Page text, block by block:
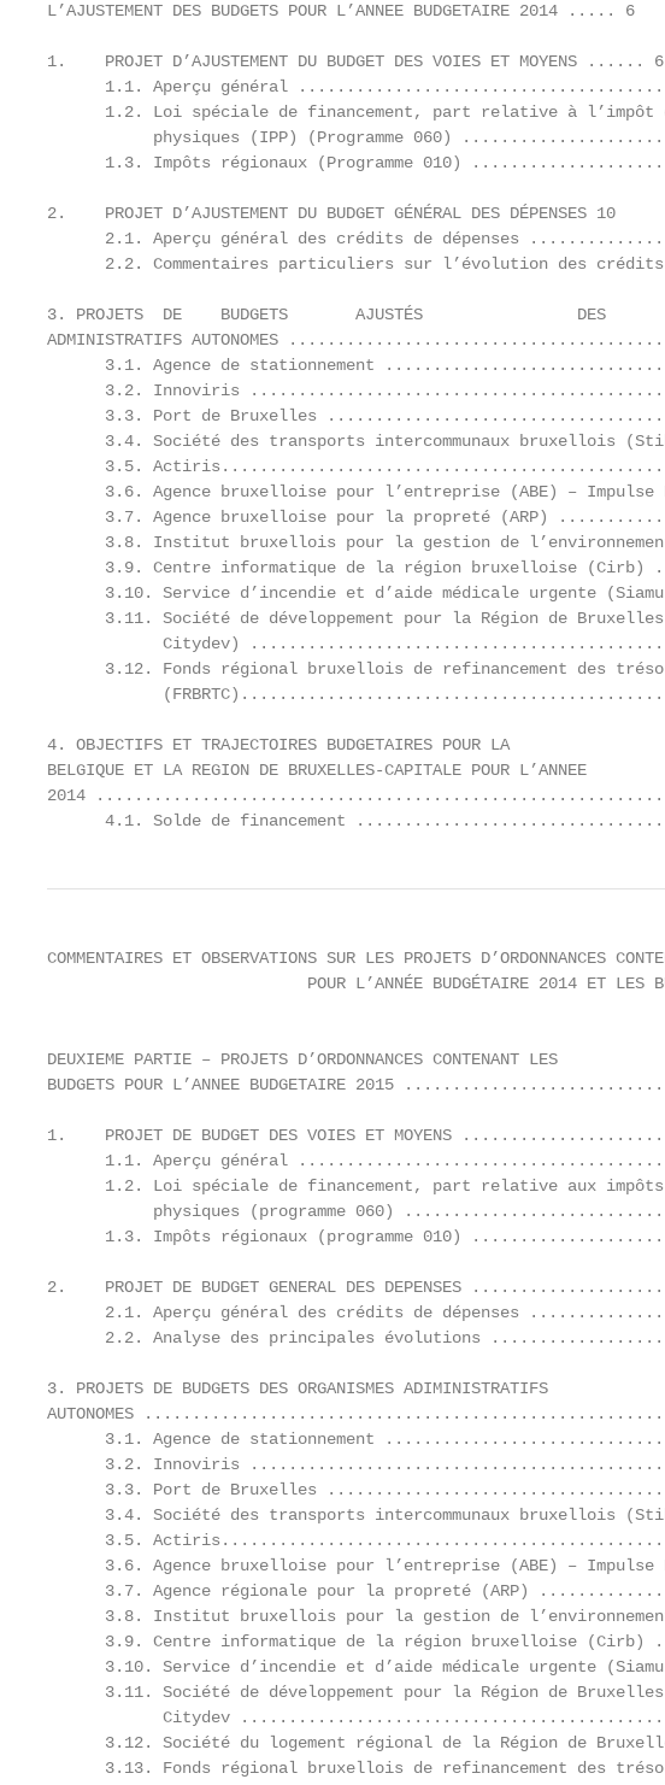
L’AJUSTEMENT DES BUDGETS POUR L’ANNEE BUDGETAIRE 2014 ..... 6
1.    PROJET D’AJUSTEMENT DU BUDGET DES VOIES ET MOYENS ...... 6
1.1. Aperçu général
1.2. Loi spéciale de financement, part relative à l’impôt
physiques (IPP) (Programme 060)
1.3. Impôts régionaux (Programme 010)
2.    PROJET D’AJUSTEMENT DU BUDGET GÉNÉRAL DES DÉPENSES 10
2.1. Aperçu général des crédits de dépenses
2.2. Commentaires particuliers sur l’évolution des
3. PROJETS  DE    BUDGETS       AJUSTÉS                DES
ADMINISTRATIFS AUTONOMES
3.1. Agence de stationnement
3.2. Innoviris
3.3. Port de Bruxelles
3.4. Société des transports intercommunaux bruxellois
3.5.
3.6. Agence bruxelloise pour l’entreprise (ABE) – Impulse
3.7. Agence bruxelloise pour la propreté (ARP)
3.8. Institut bruxellois pour la gestion de
3.9. Centre informatique de la région bruxelloise (Cirb)
3.10. Service d’incendie et d’aide médicale urgente
3.11. Société de développement pour la Région de
Citydev)
3.12. Fonds régional bruxellois de refinancement des
4. OBJECTIFS ET TRAJECTOIRES BUDGETAIRES POUR LA
BELGIQUE ET LA REGION DE BRUXELLES‐CAPITALE POUR L’ANNEE
2014
4.1. Solde de financement
COMMENTAIRES ET OBSERVATIONS SUR LES PROJETS D’ORDONNANCES
POUR L’ANNÉE BUDGÉTAIRE 2014 ET LES
DEUXIEME PARTIE – PROJETS D’ORDONNANCES CONTENANT LES
BUDGETS POUR L’ANNEE BUDGETAIRE 2015
1.    PROJET DE BUDGET DES VOIES ET MOYENS
1.1. Aperçu général
1.2. Loi spéciale de financement, part relative aux
physiques (programme 060)
1.3. Impôts régionaux (programme 010)
2.    PROJET DE BUDGET GENERAL DES DEPENSES
2.1. Aperçu général des crédits de dépenses
2.2. Analyse des principales évolutions
3. PROJETS DE BUDGETS DES ORGANISMES ADIMINISTRATIFS
AUTONOMES
3.1. Agence de stationnement
3.2. Innoviris
3.3. Port de Bruxelles
3.4. Société des transports intercommunaux bruxellois
3.5.
3.6. Agence bruxelloise pour l’entreprise (ABE) – Impulse
3.7. Agence régionale pour la propreté (ARP)
3.8. Institut bruxellois pour la gestion de
3.9. Centre informatique de la région bruxelloise (Cirb)
3.10. Service d’incendie et d’aide médicale urgente
3.11. Société de développement pour la Région de
Citydev
3.12. Société du logement régional de la Région de
3.13. Fonds régional bruxellois de refinancement des